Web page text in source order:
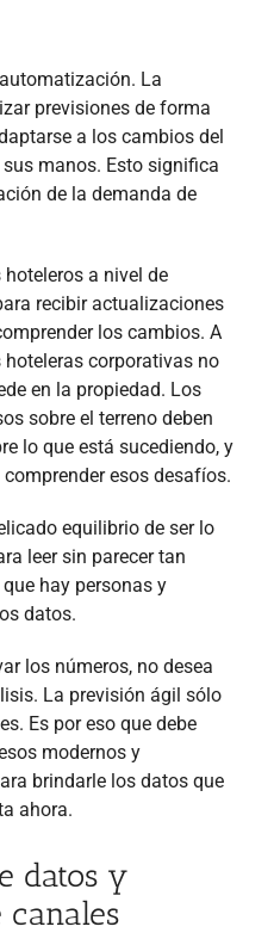
La
previsiones de forma
a los cambios del
manos. Esto significa
de la demanda de
a nivel de
recibir actualizaciones
los cambios. A
corporativas no
en la propiedad. Los
sobre el terreno deben
lo que está sucediendo, y
esos desafíos.
equilibrio de ser lo
leer sin parecer tan
hay personas y
datos.
los números, no desea
La previsión ágil sólo
Es por eso que debe
modernos y
brindarle los datos que
ahora.
datos y